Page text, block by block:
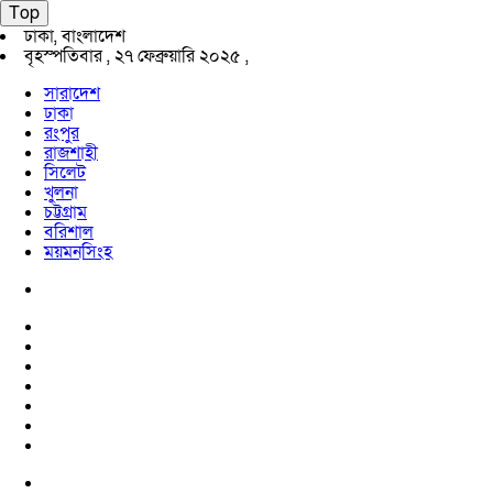
Top
ঢাকা, বাংলাদেশ
বৃহস্পতিবার , ২৭ ফেব্রুয়ারি ২০২৫ ,
সারাদেশ
ঢাকা
রংপুর
রাজশাহী
সিলেট
খুলনা
চট্টগ্রাম
বরিশাল
ময়মনসিংহ